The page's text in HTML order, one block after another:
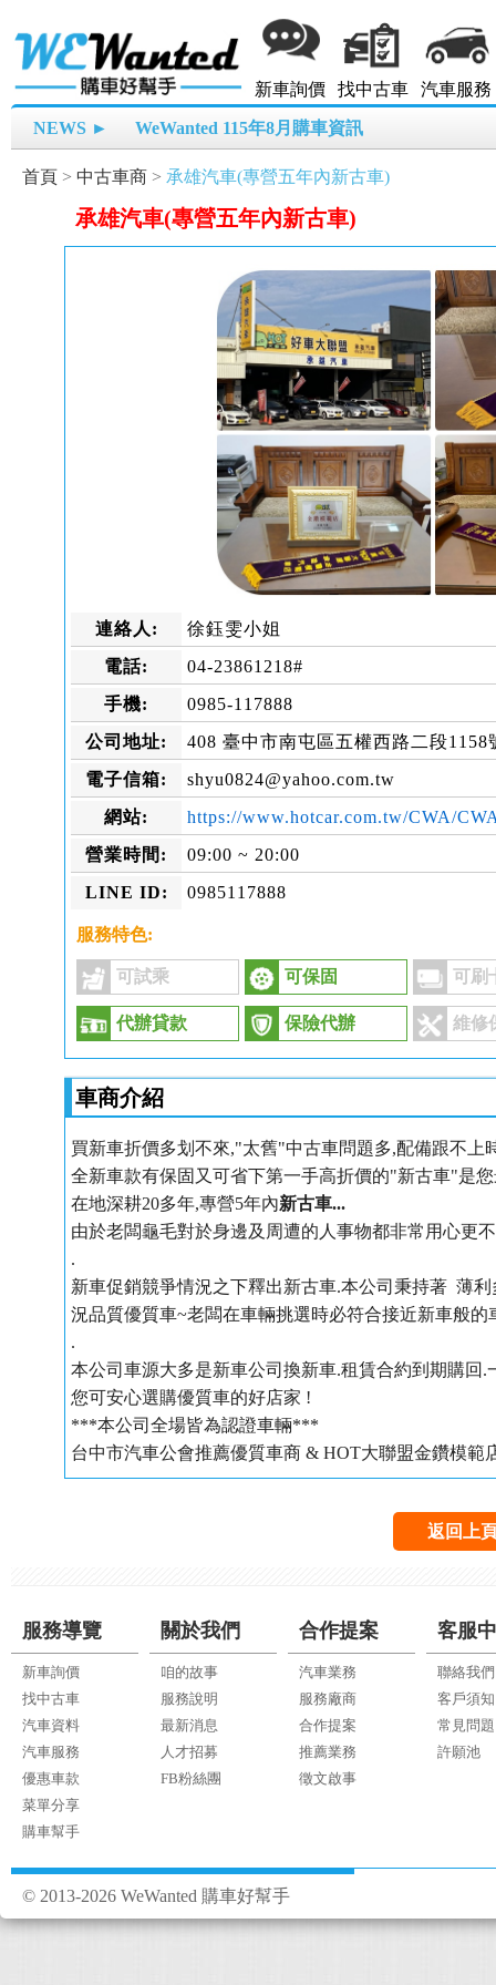
新車詢價 找中古車 汽車服務
NEWS ► WeWanted 115年8月購車資訊
首頁 > 中古車商 > 承雄汽車(專營五年內新古車)
承雄汽車(專營五年內新古車)
連絡人:
徐鈺雯小姐
電話:
04-23861218#
手機:
0985-117888
公司地址:
408 臺中市南屯區五權西路二段1158
電子信箱:
shyu0824@yahoo.com.tw
網站:
https://www.hotcar.com.tw/CWA/
營業時間:
09:00 ~ 20:00
LINE ID:
0985117888
服務特色:
可試乘 可保固 可刷
代辦貸款 保險代辦 維修
車商介紹
買新車折價多划不來,"太舊"中古車問題多,配備跟不上
全新車款有保固又可省下第一手高折價的"新古車"是
在地深耕20多年,專營5年內新古車...
由於老闆龜毛對於身邊及周遭的人事物都非常用心更
.
新車促銷競爭情況之下釋出新古車.本公司秉持著 薄
況品質優質車~老闆在車輛挑選時必符合接近新車般
.
本公司車源大多是新車公司換新車.租賃合約到期購回
您可安心選購優質車的好店家 !
***本公司全場皆為認證車輛***
台中市汽車公會推薦優質車商 & HOT大聯盟金鑽模範
返回上
服務導覽
新車詢價
找中古車
汽車資料
汽車服務
優惠車款
菜單分享
購車幫手
關於我們
咱的故事
服務說明
最新消息
人才招募
FB粉絲團
合作提案
汽車業務
服務廠商
合作提案
推薦業務
徵文啟事
客服
聯絡我們
客戶須知
常見問題
許願池
© 2013-2026 WeWanted 購車好幫手